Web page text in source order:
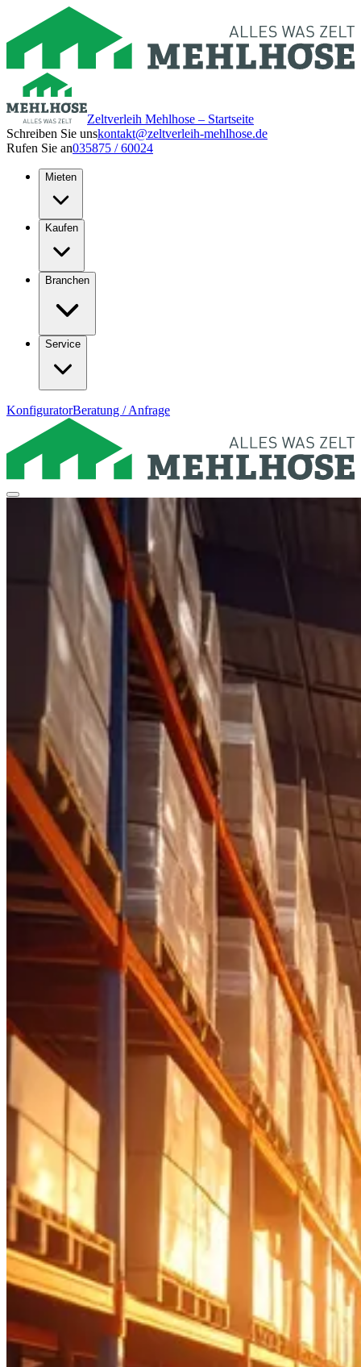
Zeltverleih Mehlhose – Startseite
Schreiben Sie unskontakt@zeltverleih-mehlhose.de
Rufen Sie an035875 / 60024
Mieten
Kaufen
Branchen
Service
KonfiguratorBeratung / Anfrage